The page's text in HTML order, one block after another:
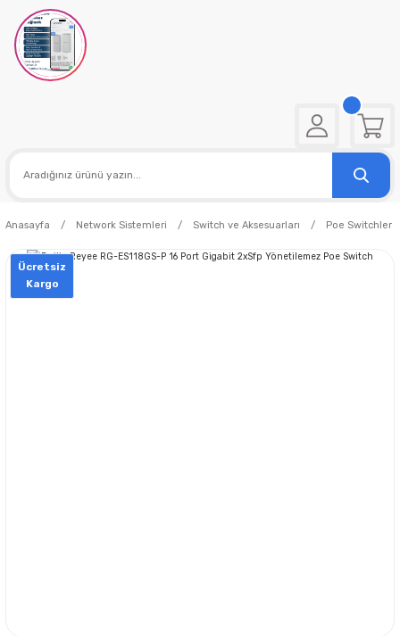
Anasayfa Network Sistemleri Switch ve Aksesuarları Poe Switchler
Ücretsiz
Kargo